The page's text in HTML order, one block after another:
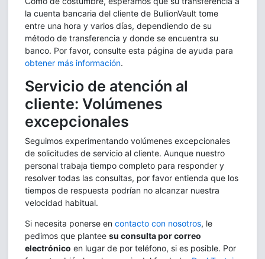
la cuenta bancaria del cliente de BullionVault tome
entre una hora y varios días, dependiendo de su
método de transferencia y donde se encuentra su
banco. Por favor, consulte esta página de ayuda para
obtener más información.
Servicio de atención al
cliente: Volúmenes
excepcionales
Seguimos experimentando volúmenes excepcionales
de solicitudes de servicio al cliente. Aunque nuestro
personal trabaja tiempo completo para responder y
resolver todas las consultas, por favor entienda que los
tiempos de respuesta podrían no alcanzar nuestra
velocidad habitual.
Si necesita ponerse en contacto con nosotros, le
pedimos que plantee su consulta por correo
electrónico en lugar de por teléfono, si es posible. Por